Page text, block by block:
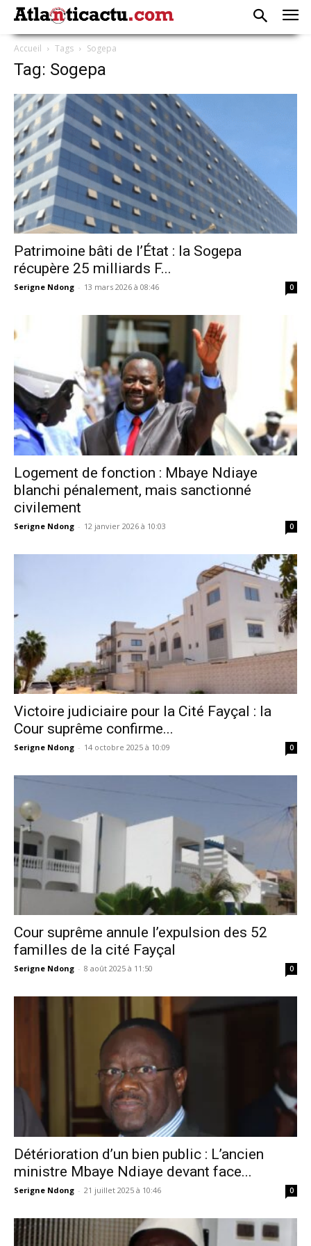
Accueil Tags Sogepa
Tag: Sogepa
Patrimoine bâti de l’État : la Sogepa
récupère 25 milliards F...
Serigne Ndong - 13 mars 2026 à 08:46 0
Logement de fonction : Mbaye Ndiaye
blanchi pénalement, mais sanctionné
civilement
Serigne Ndong - 12 janvier 2026 à 10:03 0
Victoire judiciaire pour la Cité Fayçal : la
Cour suprême confirme...
Serigne Ndong - 14 octobre 2025 à 10:09 0
Cour suprême annule l’expulsion des 52
familles de la cité Fayçal
Serigne Ndong - 8 août 2025 à 11:50 0
Détérioration d’un bien public : L’ancien
ministre Mbaye Ndiaye devant face...
Serigne Ndong - 21 juillet 2025 à 10:46 0